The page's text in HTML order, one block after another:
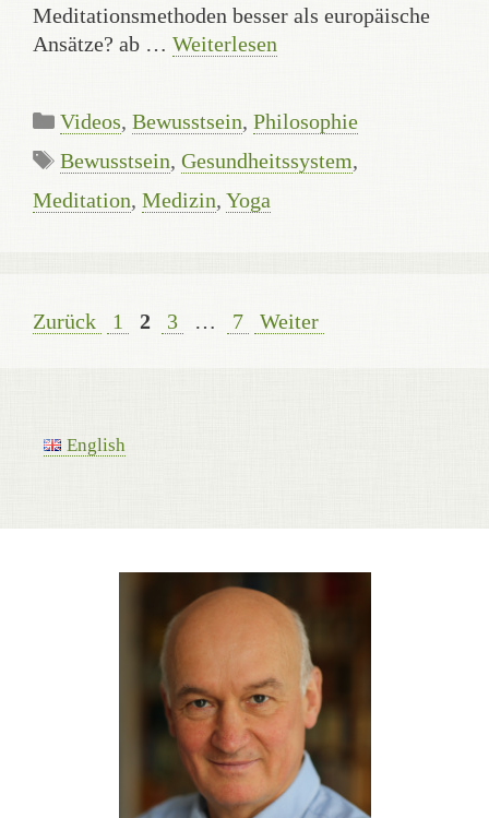
Meditationsmethoden besser als europäische
Ansätze? ab … Weiterlesen
Kategorien
Videos, Bewusstsein, Philosophie
Schlagwörter
Bewusstsein, Gesundheitssystem,
Meditation, Medizin, Yoga
Zurück Seite
1 Seite
2 Seite
3 … Seite
7 Weiter
English